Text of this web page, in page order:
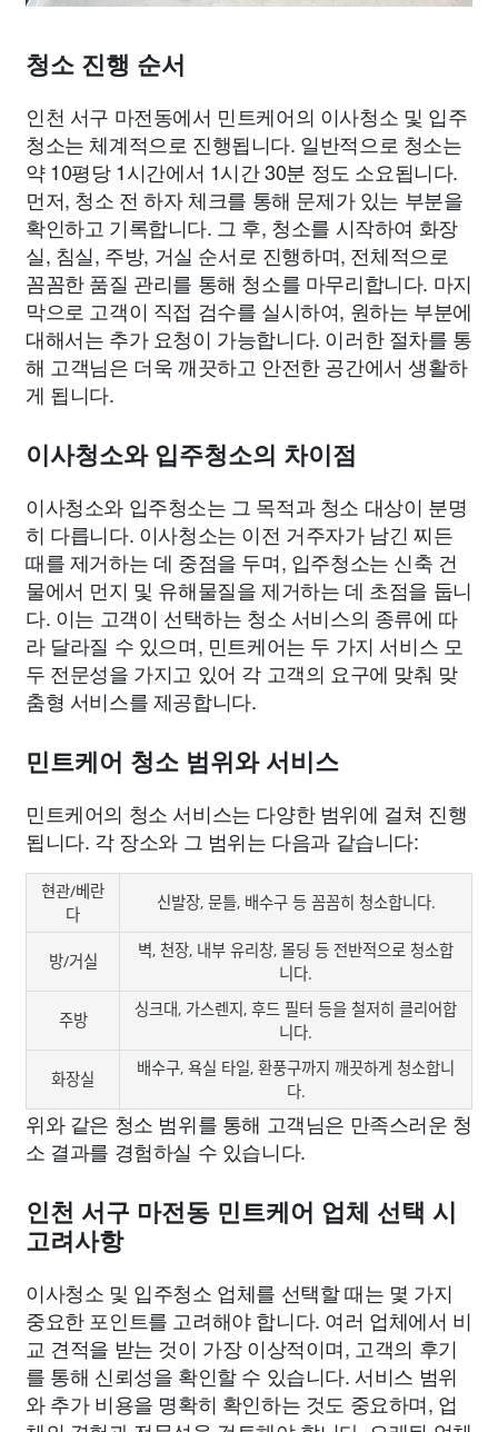
청소 진행 순서
인천 서구 마전동에서 민트케어의 이사청소 및 입주
청소는 체계적으로 진행됩니다. 일반적으로 청소는
약 10평당 1시간에서 1시간 30분 정도 소요됩니다.
먼저, 청소 전 하자 체크를 통해 문제가 있는 부분을
확인하고 기록합니다. 그 후, 청소를 시작하여 화장
실, 침실, 주방, 거실 순서로 진행하며, 전체적으로
꼼꼼한 품질 관리를 통해 청소를 마무리합니다. 마지
막으로 고객이 직접 검수를 실시하여, 원하는 부분에
대해서는 추가 요청이 가능합니다. 이러한 절차를 통
해 고객님은 더욱 깨끗하고 안전한 공간에서 생활하
게 됩니다.
이사청소와 입주청소의 차이점
이사청소와 입주청소는 그 목적과 청소 대상이 분명
히 다릅니다. 이사청소는 이전 거주자가 남긴 찌든
때를 제거하는 데 중점을 두며, 입주청소는 신축 건
물에서 먼지 및 유해물질을 제거하는 데 초점을 둡니
다. 이는 고객이 선택하는 청소 서비스의 종류에 따
라 달라질 수 있으며, 민트케어는 두 가지 서비스 모
두 전문성을 가지고 있어 각 고객의 요구에 맞춰 맞
춤형 서비스를 제공합니다.
민트케어 청소 범위와 서비스
민트케어의 청소 서비스는 다양한 범위에 걸쳐 진행
됩니다. 각 장소와 그 범위는 다음과 같습니다:
현관/베란
다
신발장, 문틀, 배수구 등 꼼꼼히 청소합니다.
방/거실
벽, 천장, 내부 유리창, 몰딩 등 전반적으로 청소합
니다.
주방
싱크대, 가스렌지, 후드 필터 등을 철저히 클리어합
니다.
화장실
배수구, 욕실 타일, 환풍구까지 깨끗하게 청소합니
다.
위와 같은 청소 범위를 통해 고객님은 만족스러운 청
소 결과를 경험하실 수 있습니다.
인천 서구 마전동 민트케어 업체 선택 시
고려사항
이사청소 및 입주청소 업체를 선택할 때는 몇 가지
중요한 포인트를 고려해야 합니다. 여러 업체에서 비
교 견적을 받는 것이 가장 이상적이며, 고객의 후기
를 통해 신뢰성을 확인할 수 있습니다. 서비스 범위
와 추가 비용을 명확히 확인하는 것도 중요하며, 업